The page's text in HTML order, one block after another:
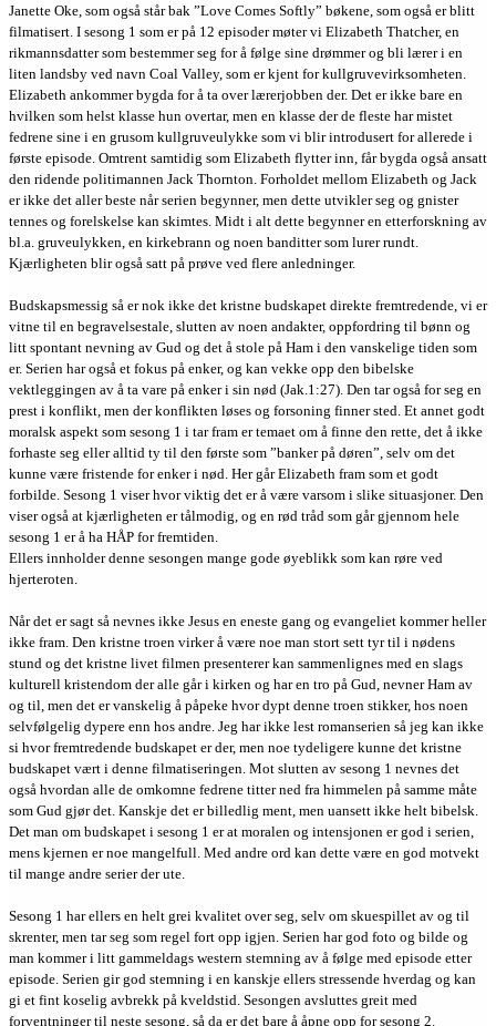
Janette Oke, som også står bak ”Love Comes Softly” bøkene, som også er blitt
filmatisert. I sesong 1 som er på 12 episoder møter vi Elizabeth Thatcher, en
rikmannsdatter som bestemmer seg for å følge sine drømmer og bli lærer i en
liten landsby ved navn Coal Valley, som er kjent for kullgruvevirksomheten.
Elizabeth ankommer bygda for å ta over lærerjobben der. Det er ikke bare en
hvilken som helst klasse hun overtar, men en klasse der de fleste har mistet
fedrene sine i en grusom kullgruveulykke som vi blir introdusert for allerede i
første episode. Omtrent samtidig som Elizabeth flytter inn, får bygda også ansatt
den ridende politimannen Jack Thornton. Forholdet mellom Elizabeth og Jack
er ikke det aller beste når serien begynner, men dette utvikler seg og gnister
tennes og forelskelse kan skimtes. Midt i alt dette begynner en etterforskning av
bl.a. gruveulykken, en kirkebrann og noen banditter som lurer rundt.
Kjærligheten blir også satt på prøve ved flere anledninger.
Budskapsmessig så er nok ikke det kristne budskapet direkte fremtredende, vi er
vitne til en begravelsestale, slutten av noen andakter, oppfordring til bønn og
litt spontant nevning av Gud og det å stole på Ham i den vanskelige tiden som
er. Serien har også et fokus på enker, og kan vekke opp den bibelske
vektleggingen av å ta vare på enker i sin nød (Jak.1:27). Den tar også for seg en
prest i konflikt, men der konflikten løses og forsoning finner sted. Et annet godt
moralsk aspekt som sesong 1 i tar fram er temaet om å finne den rette, det å ikke
forhaste seg eller alltid ty til den første som ”banker på døren”, selv om det
kunne være fristende for enker i nød. Her går Elizabeth fram som et godt
forbilde. Sesong 1 viser hvor viktig det er å være varsom i slike situasjoner. Den
viser også at kjærligheten er tålmodig, og en rød tråd som går gjennom hele
sesong 1 er å ha HÅP for fremtiden.
Ellers innholder denne sesongen mange gode øyeblikk som kan røre ved
hjerteroten.
Når det er sagt så nevnes ikke Jesus en eneste gang og evangeliet kommer heller
ikke fram. Den kristne troen virker å være noe man stort sett tyr til i nødens
stund og det kristne livet filmen presenterer kan sammenlignes med en slags
kulturell kristendom der alle går i kirken og har en tro på Gud, nevner Ham av
og til, men det er vanskelig å påpeke hvor dypt denne troen stikker, hos noen
selvfølgelig dypere enn hos andre. Jeg har ikke lest romanserien så jeg kan ikke
si hvor fremtredende budskapet er der, men noe tydeligere kunne det kristne
budskapet vært i denne filmatiseringen. Mot slutten av sesong 1 nevnes det
også hvordan alle de omkomne fedrene titter ned fra himmelen på samme måte
som Gud gjør det. Kanskje det er billedlig ment, men uansett ikke helt bibelsk.
Det man om budskapet i sesong 1 er at moralen og intensjonen er god i serien,
mens kjernen er noe mangelfull. Med andre ord kan dette være en god motvekt
til mange andre serier der ute.
Sesong 1 har ellers en helt grei kvalitet over seg, selv om skuespillet av og til
skrenter, men tar seg som regel fort opp igjen. Serien har god foto og bilde og
man kommer i litt gammeldags western stemning av å følge med episode etter
episode. Serien gir god stemning i en kanskje ellers stressende hverdag og kan
gi et fint koselig avbrekk på kveldstid. Sesongen avsluttes greit med
forventninger til neste sesong, så da er det bare å åpne opp for sesong 2.